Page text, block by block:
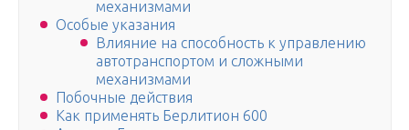
механизмами
Особые указания
Влияние на способность к управлению
автотранспортом и сложными
механизмами
Побочные действия
Как применять Берлитион 600